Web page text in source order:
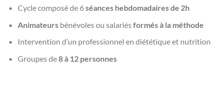
Cycle composé de 6séances hebdomadaires de 2h
Animateurs bénévoles ou salariésformés à la méthode
Intervention d’un professionnel en diététique et nutrition
Groupes de8 à 12 personnes